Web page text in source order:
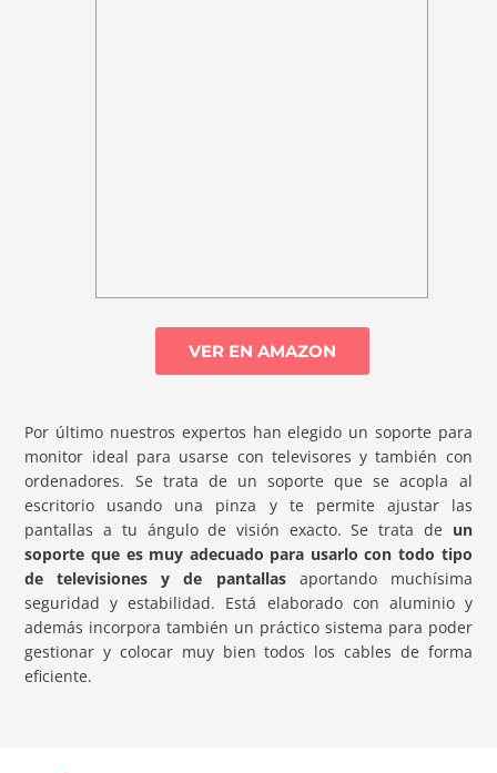
VER EN AMAZON
Por último nuestros expertos han elegido un soporte para
monitor ideal para usarse con televisores y también con
ordenadores. Se trata de un soporte que se acopla al
escritorio usando una pinza y te permite ajustar las
pantallas a tu ángulo de visión exacto. Se trata de un
soporte que es muy adecuado para usarlo con todo tipo
de televisiones y de pantallasaportando muchísima
seguridad y estabilidad. Está elaborado con aluminio y
además incorpora también un práctico sistema para poder
gestionar y colocar muy bien todos los cables de forma
eficiente.